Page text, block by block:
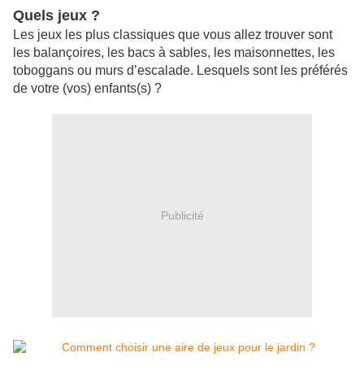
Quels jeux ?
Les jeux les plus classiques que vous allez trouver sont
les balançoires, les bacs à sables, les maisonnettes, les
toboggans ou murs d’escalade. Lesquels sont les préférés
de votre (vos) enfants(s) ?
Publicité